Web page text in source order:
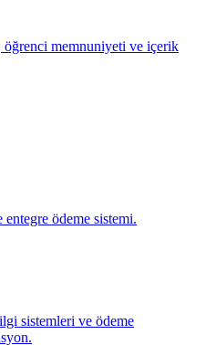
memnuniyeti ve içerik
ödeme sistemi.
sistemleri ve ödeme